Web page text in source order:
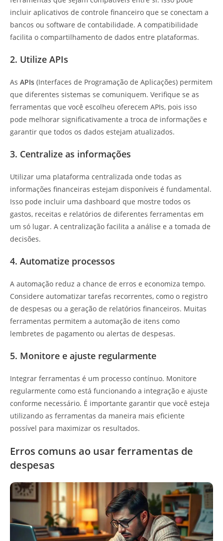
incluir aplicativos de controle financeiro que se conectam a
bancos ou software de contabilidade. A compatibilidade
facilita o compartilhamento de dados entre plataformas.
2. Utilize APIs
As APIs (Interfaces de Programação de Aplicações) permitem
que diferentes sistemas se comuniquem. Verifique se as
ferramentas que você escolheu oferecem APIs, pois isso
pode melhorar significativamente a troca de informações e
garantir que todos os dados estejam atualizados.
3. Centralize as informações
Utilizar uma plataforma centralizada onde todas as
informações financeiras estejam disponíveis é fundamental.
Isso pode incluir uma dashboard que mostre todos os
gastos, receitas e relatórios de diferentes ferramentas em
um só lugar. A centralização facilita a análise e a tomada de
decisões.
4. Automatize processos
A automação reduz a chance de erros e economiza tempo.
Considere automatizar tarefas recorrentes, como o registro
de despesas ou a geração de relatórios financeiros. Muitas
ferramentas permitem a automação de itens como
lembretes de pagamento ou alertas de despesas.
5. Monitore e ajuste regularmente
Integrar ferramentas é um processo contínuo. Monitore
regularmente como está funcionando a integração e ajuste
conforme necessário. É importante garantir que você esteja
utilizando as ferramentas da maneira mais eficiente
possível para maximizar os resultados.
Erros comuns ao usar ferramentas de
despesas